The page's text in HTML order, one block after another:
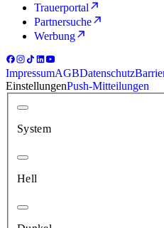
Trauerportal
Partnersuche
Werbung
ImpressumAGBDatenschutz
EinstellungenPush-Mitteilungen
System
Hell